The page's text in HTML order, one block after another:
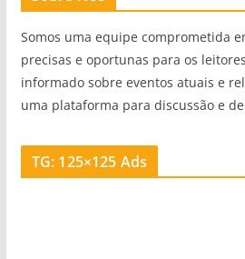
Somos uma equipe comprometida
precisas e oportunas para os
informado sobre eventos atuais e
uma plataforma para discussão e
TG: 125×125 Ads